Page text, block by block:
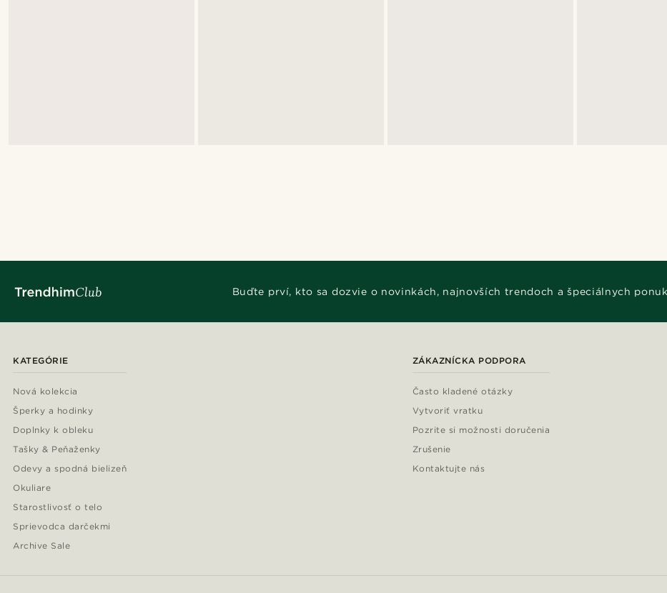
Buďte prví, kto sa dozvie o novinkách, najnovších trendoch a špeciálnych
KATEGÓRIE
Nová kolekcia
Šperky a hodinky
Doplnky k obleku
Tašky & Peňaženky
Odevy a spodná bielizeň
Okuliare
Starostlivosť o telo
Sprievodca darčekmi
Archive Sale
ZÁKAZNÍCKA PODPORA
Často kladené otázky
Vytvoriť vratku
Pozrite si možnosti doručenia
Zrušenie
Kontaktujte nás